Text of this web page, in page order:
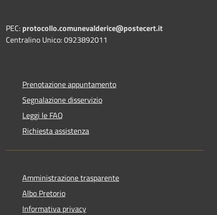
PEC: protocollo.comunevalderice@postecert.it
Centralino Unico: 0923892011
Prenotazione appuntamento
Segnalazione disservizio
Leggi le FAQ
Richiesta assistenza
Amministrazione trasparente
Albo Pretorio
Informativa privacy